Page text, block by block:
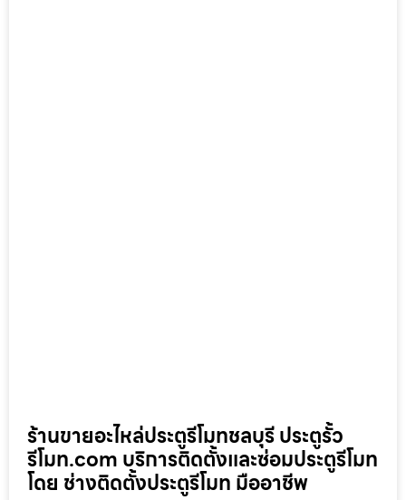
ร้านขายอะไหล่ประตูรีโมทชลบุรี ประตูรั้ว
รีโมท.com บริการติดตั้งและซ่อมประตูรีโมท
โดย ช่างติดตั้งประตูรีโมท มืออาชีพ